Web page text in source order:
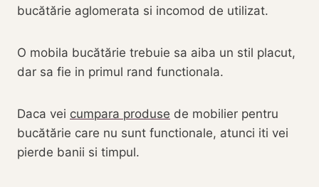
bucătărie aglomerata si incomod de utilizat.
O mobila bucătărie trebuie sa aiba un stil placut,
dar sa fie in primul rand functionala.
Daca vei cumpara produse de mobilier pentru
bucătărie care nu sunt functionale, atunci iti vei
pierde banii si timpul.